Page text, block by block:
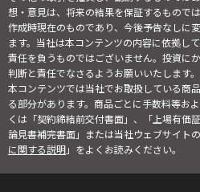
想・意見は、将来の結果を保証するもので
作成時現在のものであり、今後予告なしに
ます。当社は本コンテンツの内容に依拠し
責任を負うものではございません。投資に
判断と責任でなさるようお願いいたします。
本コンテンツでは当社でお取扱している商
る部分があります。商品ごとに手数料等お
くは「契約締結前交付書面」、「上場有価
論見書補完書面」または当社ウェブサイト
に関する説明」をよくお読みください。